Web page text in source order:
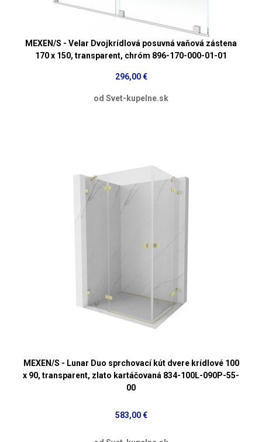
MEXEN/S - Velar Dvojkrídlová posuvná vaňová zástena
170 x 150, transparent, chróm 896-170-000-01-01
296,00 €
od Svet-kupelne.sk
MEXEN/S - Lunar Duo sprchovací kút dvere krídlové 100
x 90, transparent, zlato kartáčovaná 834-100L-090P-55-
00
583,00 €